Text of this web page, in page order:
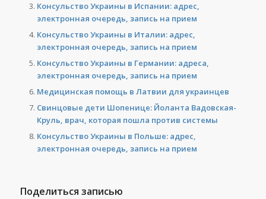
Консульство Украины в Испании: адрес,
электронная очередь, запись на прием
Консульство Украины в Италии: адрес,
электронная очередь, запись на прием
Консульство Украины в Германии: адреса,
электронная очередь, запись на прием
Медицинская помощь в Латвии для украинцев
Свинцовые дети Шопенице: Йоланта Вадовская-
Круль, врач, которая пошла против системы
Консульство Украины в Польше: адрес,
электронная очередь, запись на прием
Поделиться записью